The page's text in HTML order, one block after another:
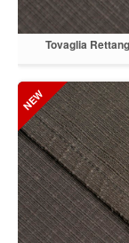
Tovaglia